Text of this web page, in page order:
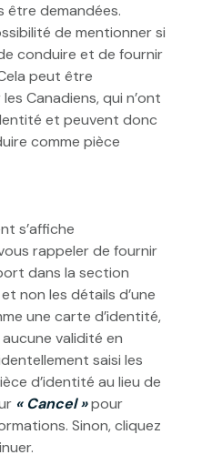
être demandées.
de mentionner si
conduire et de fournir
peut être
Canadiens, qui n’ont
et peuvent donc
comme pièce
s’affiche
rappeler de fournir
dans la section
non les détails d’une
une carte d’identité,
validité en
saisi les
d’identité au lieu de
« Cancel »pour
Sinon, cliquez